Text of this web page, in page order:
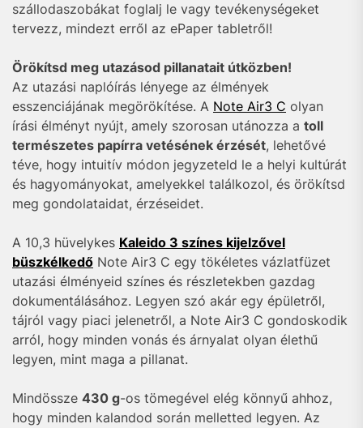
szállodaszobákat foglalj le vagy tevékenységeket
tervezz, mindezt erről az ePaper tabletről!
Örökítsd meg utazásod pillanatait útközben!
Az utazási naplóírás lényege az élmények
esszenciájának megörökítése. A Note Air3 C olyan
írási élményt nyújt, amely szorosan utánozza a toll
természetes papírra vetésének érzését, lehetővé
téve, hogy intuitív módon jegyzeteld le a helyi kultúrát
és hagyományokat, amelyekkel találkozol, és örökítsd
meg gondolataidat, érzéseidet.
A 10,3 hüvelykes Kaleido 3 színes kijelzővel
büszkélkedő Note Air3 C egy tökéletes vázlatfüzet
utazási élményeid színes és részletekben gazdag
dokumentálásához. Legyen szó akár egy épületről,
tájról vagy piaci jelenetről, a Note Air3 C gondoskodik
arról, hogy minden vonás és árnyalat olyan élethű
legyen, mint maga a pillanat.
Mindössze 430 g-os tömegével elég könnyű ahhoz,
hogy minden kalandod során melletted legyen. Az